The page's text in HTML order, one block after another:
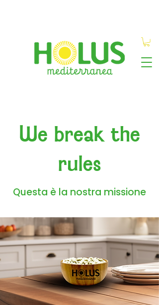
We break the
rules
Questa è la nostra missione